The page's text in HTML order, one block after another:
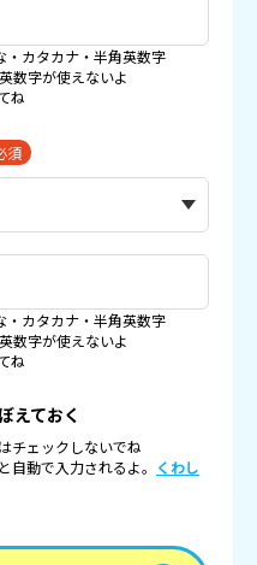
カタカナ・半角英数字
数字が使えないよ
ね
須
カタカナ・半角英数字
数字が使えないよ
ね
えておく
チェックしないでね
動で入力されるよ。 くわし